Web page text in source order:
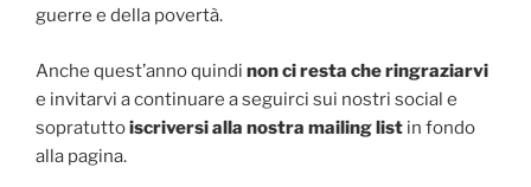
guerre e della povertà.
Anche quest’anno quindi non ci resta che ringraziarvi
e invitarvi a continuare a seguirci sui nostri social e
sopratuttoiscriversi alla nostra mailing list in fondo
alla pagina.